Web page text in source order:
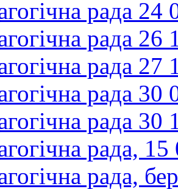
рада 24
рада 26
рада 27
рада 30
рада 30
рада,
рада,